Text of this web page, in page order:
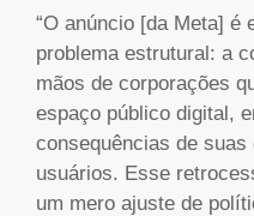
“O anúncio [da Meta] é
problema estrutural: a
mãos de corporações
espaço público digital,
consequências de
usuários. Esse
um mero ajuste de